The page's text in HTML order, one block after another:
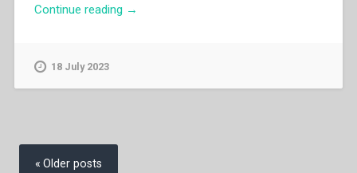
Continue reading “Pietro
→
18 July 2023
Posts
navigation
Older posts